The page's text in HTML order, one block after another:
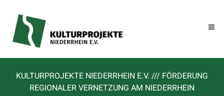
KULTURPROJEKTE NIEDERRHEIN E.V. /// FÖRDERUNG
REGIONALER VERNETZUNG AM NIEDERRHEIN